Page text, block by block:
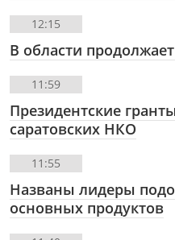
12:15
В области
11:59
Президентские
саратовских НКО
11:55
Названы лидеры
основных продуктов